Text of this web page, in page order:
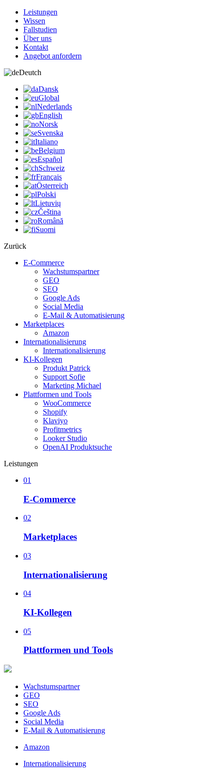
Leistungen
Wissen
Fallstudien
Über uns
Kontakt
Angebot anfordern
Deutch
Dansk
Global
Nederlands
English
Norsk
Svenska
Italiano
Belgium
Español
Schweiz
Français
Österreich
Polski
Lietuvių
Čeština
Română
Suomi
Zurück
E-Commerce
Wachstumspartner
GEO
SEO
Google Ads
Social Media
E-Mail & Automatisierung
Marketplaces
Amazon
Internationalisierung
Internationalisierung
KI-Kollegen
Produkt Patrick
Support Sofie
Marketing Michael
Plattformen und Tools
WooCommerce
Shopify
Klaviyo
Profitmetrics
Looker Studio
OpenAI Produktsuche
Leistungen
01
E-Commerce
02
Marketplaces
03
Internationalisierung
04
KI-Kollegen
05
Plattformen und Tools
Wachstumspartner
GEO
SEO
Google Ads
Social Media
E-Mail & Automatisierung
Amazon
Internationalisierung